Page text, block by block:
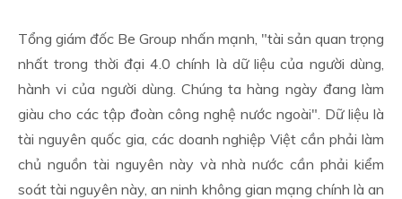
Tổng giám đốc Be Group nhấn mạnh, "tài sản quan trọng
nhất trong thời đại 4.0 chính là dữ liệu của người dùng,
hành vi của người dùng. Chúng ta hàng ngày đang làm
giàu cho các tập đoàn công nghệ nước ngoài". Dữ liệu là
tài nguyên quốc gia, các doanh nghiệp Việt cần phải làm
chủ nguồn tài nguyên này và nhà nước cần phải kiểm
soát tài nguyên này, an ninh không gian mạng chính là an